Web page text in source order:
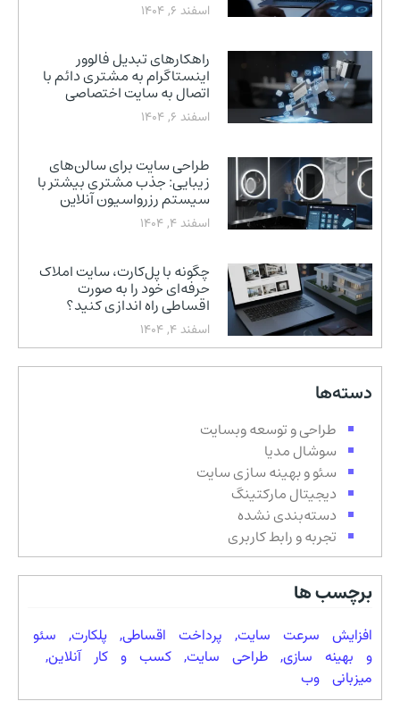
اسفند 6, 1404
راهکارهای تبدیل فالوور
اینستاگرام به مشتری دائم با
اتصال به سایت اختصاصی
اسفند 6, 1404
طراحی سایت برای سالن‌های
زیبایی: جذب مشتری بیشتر با
سیستم رزرواسیون آنلاین
اسفند 4, 1404
چگونه با پل‌کارت، سایت املاک
حرفه‌ای خود را به صورت
اقساطی راه اندازی کنید؟
اسفند 4, 1404
دسته‌ها
طراحی و توسعه وبسایت
سوشال مدیا
سئو و بهینه سازی سایت
دیجیتال مارکتینگ
دسته‌بندی نشده
تجربه و رابط کاربری
برچسب ها
افزایش سرعت سایت, پرداخت اقساطی, پلکارت, سئو
و بهینه سازی, طراحی سایت, کسب و کار آنلاین,
میزبانی وب